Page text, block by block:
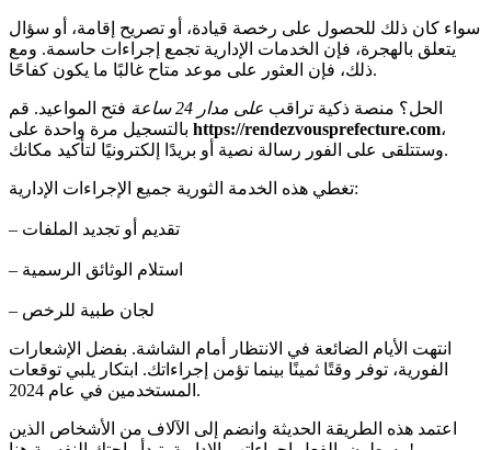
سواء كان ذلك للحصول على رخصة قيادة، أو تصريح إقامة، أو سؤال
يتعلق بالهجرة، فإن الخدمات الإدارية تجمع إجراءات حاسمة. ومع
ذلك، فإن العثور على موعد متاح غالبًا ما يكون كفاحًا.
الحل؟ منصة ذكية تراقب على مدار 24 ساعة
فتح المواعيد. قم
https://rendezvousprefecture.com،
وستتلقى على الفور رسالة نصية أو بريدًا إلكترونيًا لتأكيد مكانك.
تغطي هذه الخدمة الثورية جميع الإجراءات الإدارية:
– تقديم أو تجديد الملفات
– استلام الوثائق الرسمية
– لجان طبية للرخص
انتهت الأيام الضائعة في الانتظار أمام الشاشة. بفضل الإشعارات
الفورية، توفر وقتًا ثمينًا بينما تؤمن إجراءاتك. ابتكار يلبي توقعات
المستخدمين في عام 2024.
اعتمد هذه الطريقة الحديثة وانضم إلى الآلاف من الأشخاص الذين